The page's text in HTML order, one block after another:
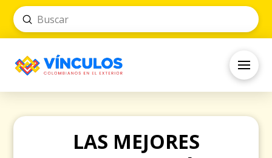
Search
Submit
LAS MEJORES